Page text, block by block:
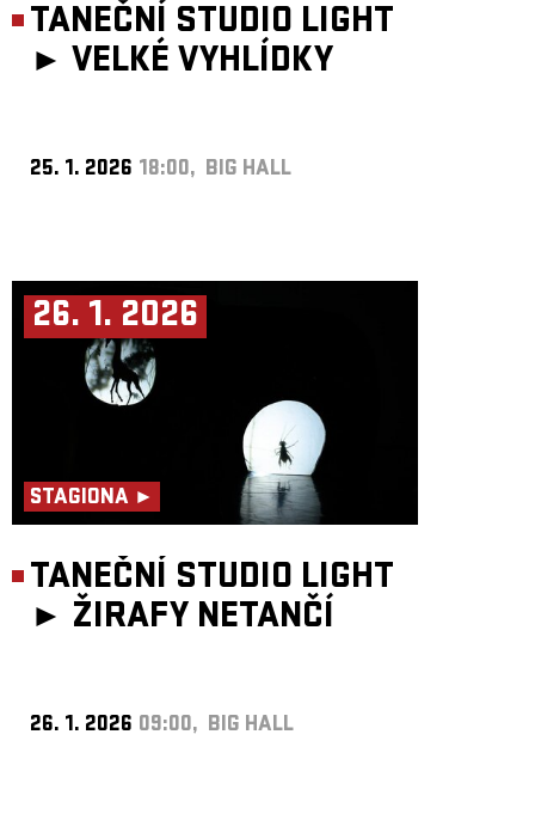
TANEČNÍ STUDIO LIGHT
► VELKÉ VYHLÍDKY
25. 1. 2026 18:00, BIG HALL
26. 1. 2026
STAGIONA ►
TANEČNÍ STUDIO LIGHT
► ŽIRAFY NETANČÍ
26. 1. 2026 09:00, BIG HALL